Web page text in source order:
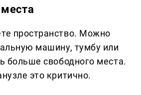
пространство. Можно
машину, тумбу или
больше свободного места.
это критично.